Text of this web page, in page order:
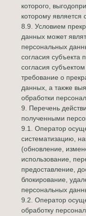
которого,
которому является
8.9. Условием
данных может
персональных
согласия субъекта
согласия
требование о
данных, а также
обработки
9. Перечень
полученными
9.1. Оператор
систематизацию,
(обновление,
использование,
предоставление,
блокирование,
персональных
9.2. Оператор
обработку